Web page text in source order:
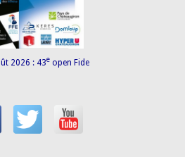
2026 : 43e open Fide